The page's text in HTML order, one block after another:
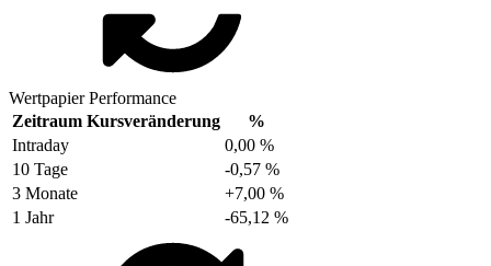
Wertpapier Performance
Zeitraum Kursveränderung
%
Intraday
0,00 %
10 Tage
-0,57 %
3 Monate
+7,00 %
1 Jahr
-65,12 %